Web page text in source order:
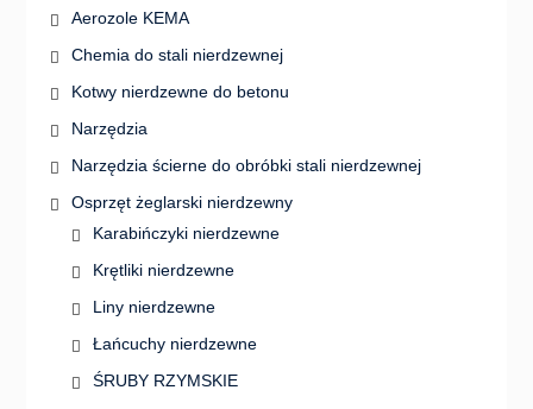
Aerozole KEMA
Chemia do stali nierdzewnej
Kotwy nierdzewne do betonu
Narzędzia
Narzędzia ścierne do obróbki stali nierdzewnej
Osprzęt żeglarski nierdzewny
Karabińczyki nierdzewne
Krętliki nierdzewne
Liny nierdzewne
Łańcuchy nierdzewne
ŚRUBY RZYMSKIE